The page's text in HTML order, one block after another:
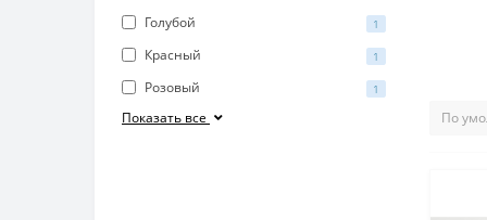
Голубой 1
Красный 1
Розовый 1
Показать все